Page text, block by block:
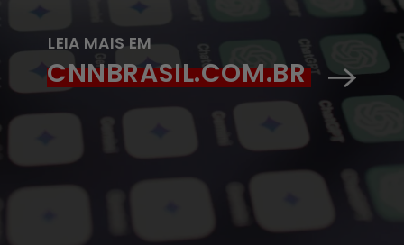
LEIA MAIS EM
CNNBRASIL.COM.BR